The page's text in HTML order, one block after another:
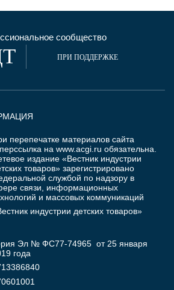
сообщество
ПРИ ПОДДЕРЖКЕ
перепечатке материалов сайта
на www.acgi.ru обязательна.
издание «Вестник индустрии
товаров» зарегистрировано
службой по надзору в
связи, информационных
и массовых коммуникаций
индустрии детских товаров»
Эл № ФС77-74965 от 25 января
года